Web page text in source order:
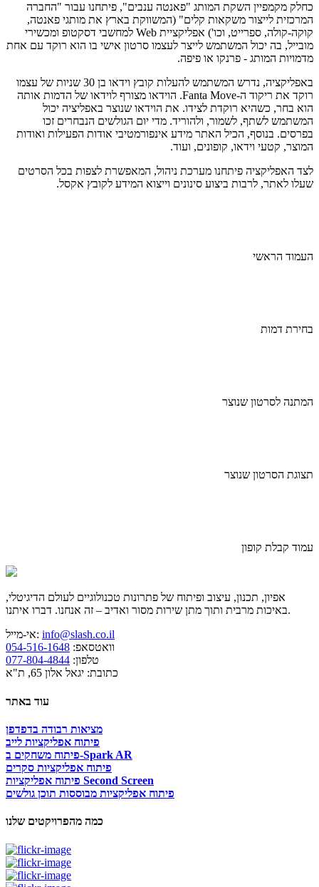
כחלק מקמפיין השקת המותג "פאנטה ענבים", פיתחנו עבור "החברה
המרכזית לייצור משקאות קלים" (המשווקת בארץ את מותגי פאנטה,
קוקה-קולה, ספרייט, וכו') אפליקציית Web למחשבי דסקטופ ומכשירי
מובייל, בה יכול המשתמש לייצר לעצמו סרטון אישי בו הוא רוקד עם אחת
מדמויות המותג - פרנקו או פיפה.
באפליקציה, נדרש המשתמש להעלות קובץ וידאו בן 30 שניות של עצמו
רוקד את ריקוד ה-Fanta Move. הוידאו מצורף לוידאו של הדמות אותה
הוא בחר, כשהיא רוקדת לצידו. את הוידאו שנוצר באפליציה יכול
המשתמש לשתף, לשמור, ולהוריד. מדי יום הגולשים הנבחרים זכו
בפרסים. בנוסף, הכיל האתר מידע אינפורמטיבי אודות הפעילות ואודות
המוצר, קטעי וידאו, קופונים, ועוד.
לצד האפליקציה פיתחנו מערכת ניהול, המאפשרת לצפות בכל הסרטים
שעלו לאתר, לרבות ביצוע סינונים וייצוא המידע לקובץ אקסל.
העמוד הראשי
בחירת דמות
המתנה לסרטון שנוצר
תצוגת הסרטון שנוצר
עמוד קבלת קופון
אפיון, תכנון, עיצוב ופיתוח של פתרונות טכנולוגיים לעולם הדיגיטלי,
באיכות מרבית ותוך מתן שירות מסור ואדיב – זה אנחנו. דברו איתנו.
אי-מייל: info@slash.co.il
וואטסאפ: 054-516-1648
טלפון: 077-804-4844
כתובת: יגאל אלון 65, ת"א
עוד באתר
מציאות רבודה בדפדפן
פיתוח אפליקציות לייב
פיתוח משחקים ב-Spark AR
פיתוח אפליקציות סקרים
פיתוח אפליקציות Second Screen
פיתוח אפליקציות מבוססות תוכן גולשים
כמה מהפרויקטים שלנו